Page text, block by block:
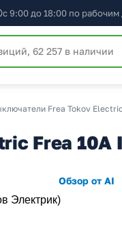
с 9:00 до 18:00 по рабочим
Frea Tokov
Frea 10А
Обзор от AI
Электрик)